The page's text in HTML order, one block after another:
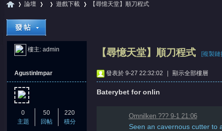
»
論壇
› ›
遊戲下載 【尋憶天堂】順刀程式
樓主: admin 【尋憶天堂】順刀程式 [複製鏈
AgustinImpar
0
主題
50
回帖
220
積分
發表於 9-27 22:32:02 顯示全部樓層
Baterybet for onlin
Omnilken ??? 9-1 21:06
Seen an cavernous cutter to